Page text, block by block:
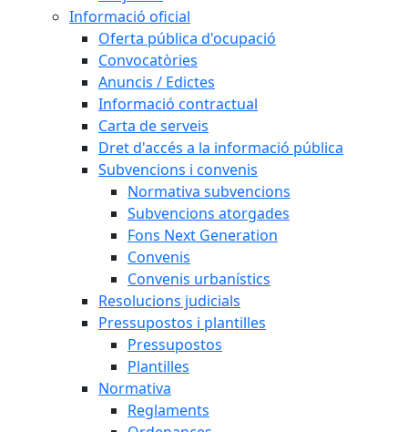
Informació oficial
Oferta pública d'ocupació
Convocatòries
Anuncis / Edictes
Informació contractual
Carta de serveis
Dret d'accés a la informació pública
Subvencions i convenis
Normativa subvencions
Subvencions atorgades
Fons Next Generation
Convenis
Convenis urbanístics
Resolucions judicials
Pressupostos i plantilles
Pressupostos
Plantilles
Normativa
Reglaments